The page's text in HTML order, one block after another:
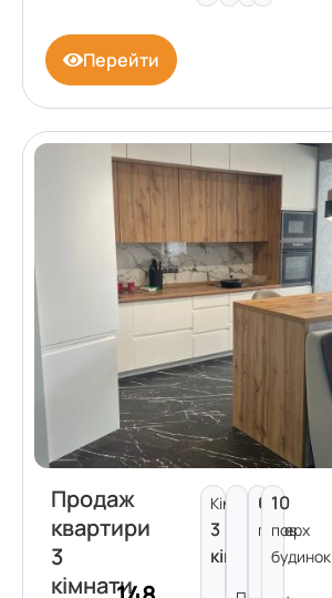
Перейти
Продаж
квартири
3
кімнати
Кімнат:
3
кімнати
6
поверх
10
пов.
будинок